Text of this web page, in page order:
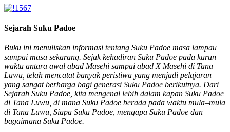
Sejarah Suku Padoe
Buku ini menuliskan informasi tentang Suku Padoe masa lampau
sampai masa sekarang. Sejak kehadiran Suku Padoe pada kurun
waktu antara awal abad Masehi sampai abad X Masehi di Tana
Luwu, telah mencatat banyak peristiwa yang menjadi pelajaran
yang sangat berharga bagi generasi Suku Padoe berikutnya. Dari
Sejarah Suku Padoe, kita mengenal lebih dalam kapan Suku Padoe
di Tana Luwu, di mana Suku Padoe berada pada waktu mula–mula
di Tana Luwu, Siapa Suku Padoe, mengapa Suku Padoe dan
bagaimana Suku Padoe.